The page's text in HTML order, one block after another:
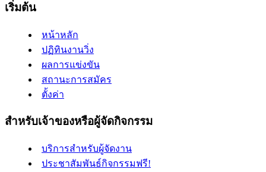
เริ่มต้น
หน้าหลัก
ปฏิทินงานวิ่ง
ผลการแข่งขัน
สถานะการสมัคร
ตั้งค่า
สำหรับเจ้าของหรือผู้จัดกิจกรรม
บริการสำหรับผู้จัดงาน
ประชาสัมพันธ์กิจกรรมฟรี!